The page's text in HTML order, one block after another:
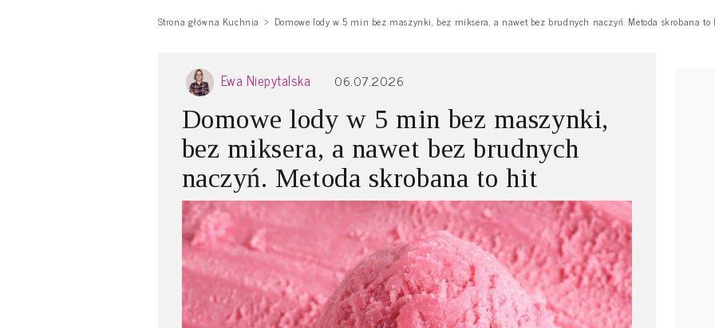
Strona główna Kuchnia Domowe lody w 5 min bez maszynki, bez miksera, a nawet bez brudnych naczyń. Metoda skrobana to
Ewa Niepytalska 06.07.2026
Domowe lody w 5 min bez maszynki,
bez miksera, a nawet bez brudnych
naczyń. Metoda skrobana to hit